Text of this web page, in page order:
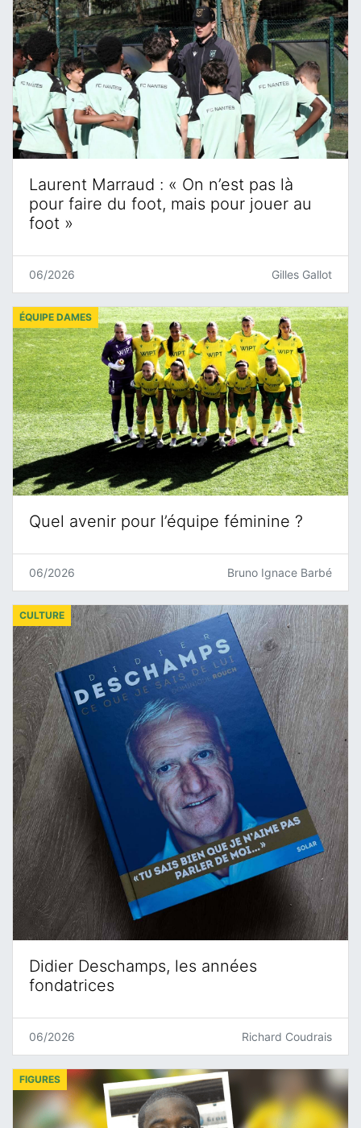
Laurent Marraud : « On n’est pas là
pour faire du foot, mais pour jouer au
foot »
06/2026 Gilles Gallot
Quel avenir pour l’équipe féminine ?
ÉQUIPE DAMES
06/2026 Bruno Ignace Barbé
Didier Deschamps, les années
fondatrices
CULTURE
06/2026 Richard Coudrais
FIGURES